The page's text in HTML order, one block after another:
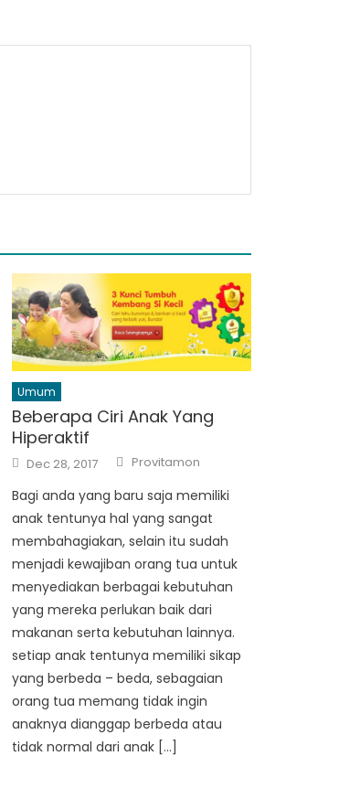
Umum
Beberapa Ciri Anak Yang
Hiperaktif
Posted
on
Dec 28, 2017 Author
Provitamon
Bagi anda yang baru saja memiliki
anak tentunya hal yang sangat
membahagiakan, selain itu sudah
menjadi kewajiban orang tua untuk
menyediakan berbagai kebutuhan
yang mereka perlukan baik dari
makanan serta kebutuhan lainnya.
setiap anak tentunya memiliki sikap
yang berbeda – beda, sebagaian
orang tua memang tidak ingin
anaknya dianggap berbeda atau
tidak normal dari anak […]